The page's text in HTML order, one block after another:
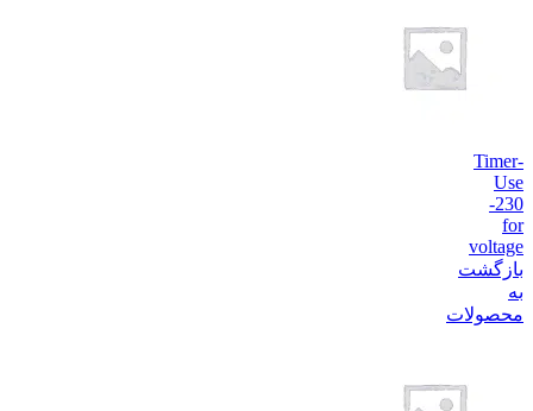
Timer-
Use
-230
for
voltage
بازگشت
به
محصولات